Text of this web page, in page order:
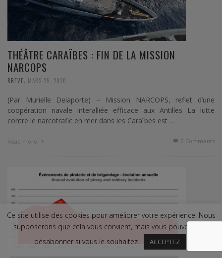
THÉÂTRE CARAÏBES : FIN DE LA MISSION
NARCOPS
BREVE MARS 25, 2020
(Par Murielle Delaporte) – Mission NARCOPS, reflet d’une
coopération navale interalliée efficace aux Antilles La lutte
contre le narcotrafic en mer dans les Caraïbes est …
Read more 0 Comments
Ce site utilise des cookies pour améliorer votre expérience. Nous
supposerons que cela vous convient, mais vous pouvez vous
désabonner si vous le souhaitez.
ACCEPTEZ